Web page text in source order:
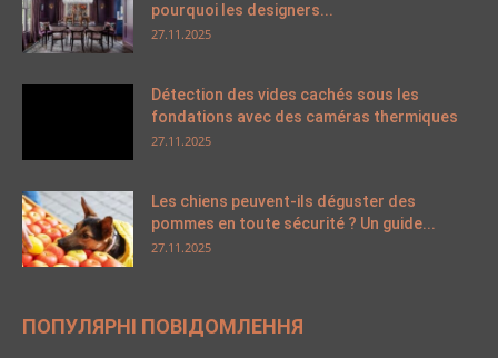
pourquoi les designers...
27.11.2025
Détection des vides cachés sous les
fondations avec des caméras thermiques
27.11.2025
Les chiens peuvent-ils déguster des
pommes en toute sécurité ? Un guide...
27.11.2025
ПОПУЛЯРНІ ПОВІДОМЛЕННЯ